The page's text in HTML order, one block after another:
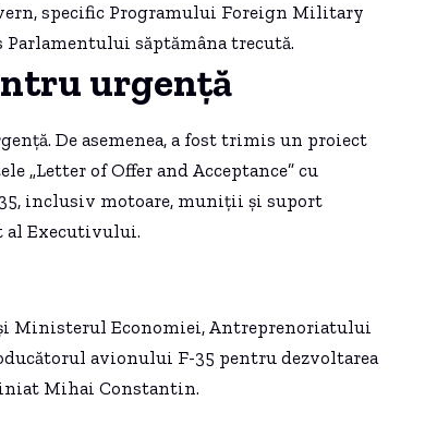
specific Programului Foreign Military
săptămâna trecută.
urgență
De asemenea, a fost trimis un proiect
„Letter of Offer and Acceptance” cu
inclusiv motoare, muniții și suport
al Executivului.
Ministerul Economiei, Antreprenoriatului
avionului F-35 pentru dezvoltarea
Mihai Constantin.